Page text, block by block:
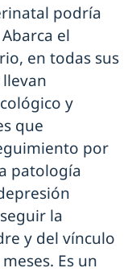
podría
el
en todas sus
y
que
por
patología
la
y del vínculo
Es un